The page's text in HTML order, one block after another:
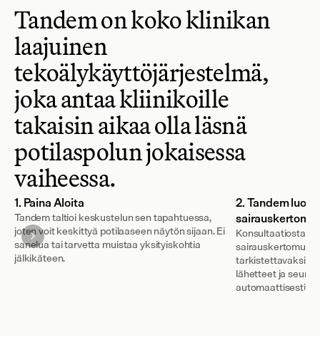
Tandem on koko klinikan
laajuinen
tekoälykäyttöjärjestelmä,
joka antaa kliinikoille
takaisin aikaa olla läsnä
potilaspolun jokaisessa
vaiheessa.
1. Paina Aloita
Tandem taltioi keskustelun sen tapahtuessa,
joten voit keskittyä potilaaseen näytön sijaan. Ei
sanelua tai tarvetta muistaa yksityiskohtia
jälkikäteen.
2. Tandem luo
Konsultaatiostasi
tarkistettavaksi
lähetteet ja
automaattisesti.